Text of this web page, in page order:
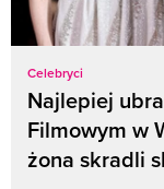
Celebryci
Najlepiej
Filmowym w
żona skradli